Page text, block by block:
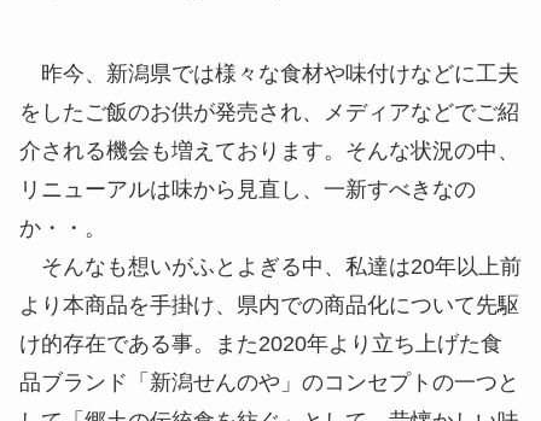
昨今、新潟県では様々な食材や味付けなどに工夫
をしたご飯のお供が発売され、メディアなどでご紹
介される機会も増えております。そんな状況の中、
リニューアルは味から見直し、一新すべきなの
か・・。
そんなも想いがふとよぎる中、私達は20年以上前
より本商品を手掛け、県内での商品化について先駆
け的存在である事。また2020年より立ち上げた食
品ブランド「新潟せんのや」のコンセプトの一つと